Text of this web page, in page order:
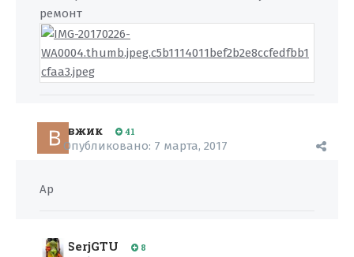
ремонт
вжик 41
Опубликовано: 7 марта, 2017
Ap
SerjGTU 8